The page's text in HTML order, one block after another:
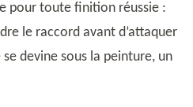
pour toute finition réussie :
le raccord avant d’attaquer
devine sous la peinture, un